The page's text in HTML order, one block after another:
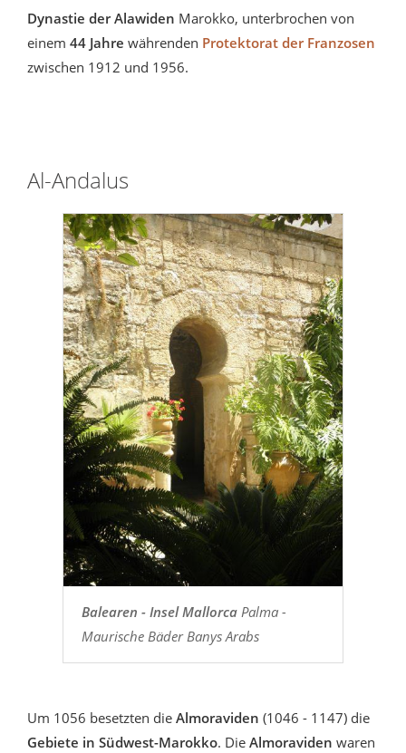
Dynastie der Alawiden Marokko, unterbrochen von
einem 44 Jahre währenden Protektorat der Franzosen
zwischen 1912 und 1956.
Al-Andalus
Balearen - Insel MallorcaPalma -
Maurische Bäder Banys Arabs
Um 1056 besetzten die Almoraviden (1046 - 1147) die
Gebiete in Südwest-Marokko. Die Almoraviden waren